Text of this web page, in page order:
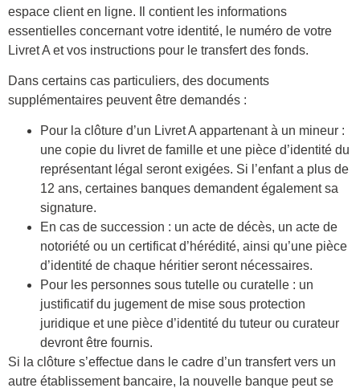
espace client en ligne. Il contient les informations
essentielles concernant votre identité, le numéro de votre
Livret A et vos instructions pour le transfert des fonds.
Dans certains cas particuliers, des documents
supplémentaires peuvent être demandés :
Pour la clôture d’un Livret A appartenant à un mineur :
une copie du livret de famille et une pièce d’identité du
représentant légal seront exigées. Si l’enfant a plus de
12 ans, certaines banques demandent également sa
signature.
En cas de succession : un acte de décès, un acte de
notoriété ou un certificat d’hérédité, ainsi qu’une pièce
d’identité de chaque héritier seront nécessaires.
Pour les personnes sous tutelle ou curatelle : un
justificatif du jugement de mise sous protection
juridique et une pièce d’identité du tuteur ou curateur
devront être fournis.
Si la clôture s’effectue dans le cadre d’un transfert vers un
autre établissement bancaire, la nouvelle banque peut se